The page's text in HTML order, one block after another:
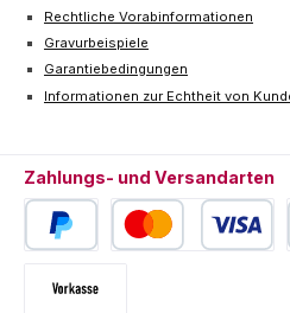
Rechtliche Vorabinformationen
Gravurbeispiele
Garantiebedingungen
Informationen zur Echtheit von
Zahlungs- und Versandarten